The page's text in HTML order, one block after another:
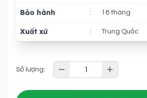
Bảo hành : 18 tháng
Xuất xứ : Trung Quốc
Số lượng: